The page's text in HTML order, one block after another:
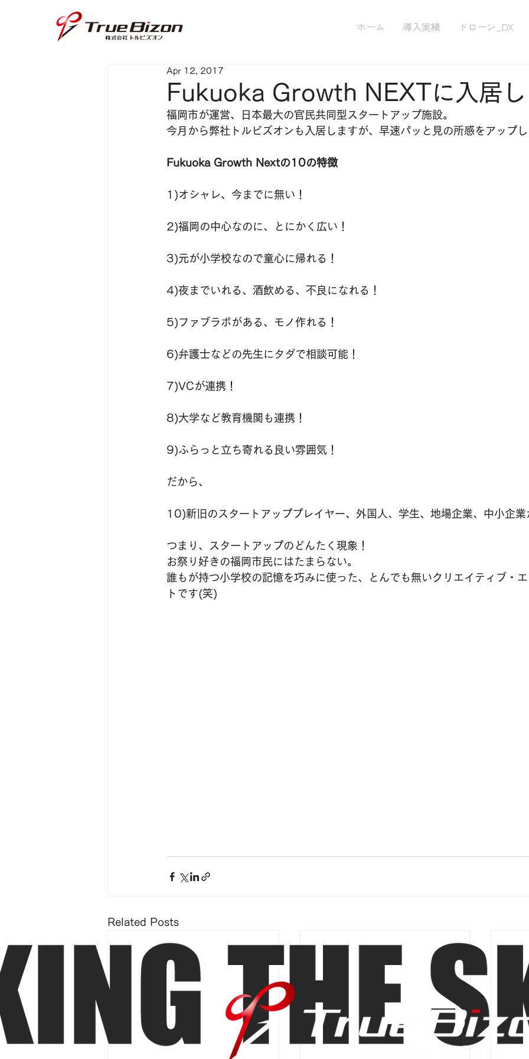
ホーム 導入実績 ドローン_DX
Fukuoka Growth NEXTに入居し
Apr 12, 2017
福岡市が運営、日本最大の官民共同型スタートアップ施設。
今月から弊社トルビズオンも入居しますが、早速パッと見の所感をアップし
Fukuoka Growth Nextの10の特徴
1)オシャレ、今までに無い！
2)福岡の中心なのに、とにかく広い！
3)元が小学校なので童心に帰れる！
4)夜までいれる、酒飲める、不良になれる！
5)ファブラボがある、モノ作れる！
6)弁護士などの先生にタダで相談可能！
7)VCが連携！
8)大学など教育機関も連携！
9)ふらっと立ち寄れる良い雰囲気！
だから、
10)新旧のスタートアッププレイヤー、外国人、学生、地場企業、中小企業
つまり、スタートアップのどんたく現象！
お祭り好きの福岡市民にはたまらない。
誰もが持つ小学校の記憶を巧みに使った、とんでも無いクリエイティブ・
トです(笑)
Related Posts